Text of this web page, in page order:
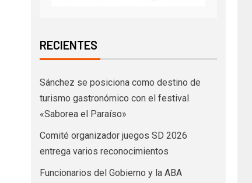
RECIENTES
Sánchez se posiciona como destino de
turismo gastronómico con el festival
«Saborea el Paraíso»
Comité organizador juegos SD 2026
entrega varios reconocimientos
Funcionarios del Gobierno y la ABA